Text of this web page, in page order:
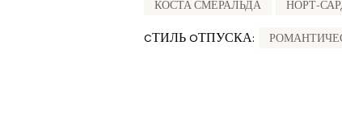
КОСТА СМЕРАЛЬДА НОРТ-
CТИЛЬ OТПУСКА: